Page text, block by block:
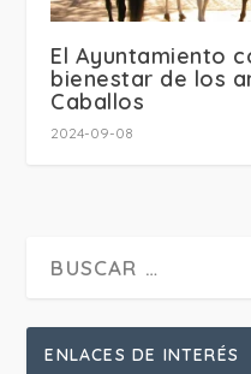
El Ayuntamiento
bienestar de los
Caballos
2024-09-08
ENLACES DE INTERÉS